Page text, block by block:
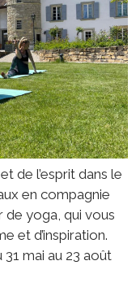
de l’esprit dans le
en compagnie
yoga, qui vous
et d’inspiration.
mai au 23 août